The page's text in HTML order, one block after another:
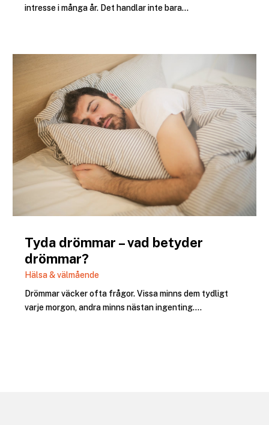
intresse i många år. Det handlar inte bara...
Tyda drömmar – vad betyder
drömmar?
Hälsa & välmående
Drömmar väcker ofta frågor. Vissa minns dem tydligt
varje morgon, andra minns nästan ingenting....